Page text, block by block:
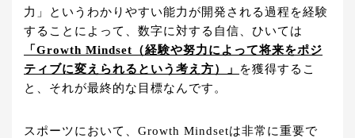
力」というわかりやすい能力が開発される過程を経験
することによって、数字に対する自信、ひいては
「Growth Mindset（経験や努力によって将来をポジ
ティブに変えられるという考え方）」
を獲得するこ
と、それが最終的な目標なんです。
スポーツにおいて、Growth Mindsetは非常に重要で